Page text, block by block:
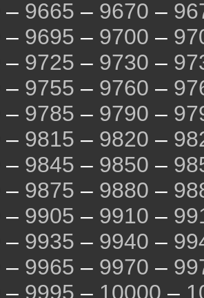
– 9665 – 9670 –
– 9695 – 9700 –
– 9725 – 9730 –
– 9755 – 9760 –
– 9785 – 9790 –
– 9815 – 9820 –
– 9845 – 9850 –
– 9875 – 9880 –
– 9905 – 9910 –
– 9935 – 9940 –
– 9965 – 9970 –
– 9995 – 10000 –